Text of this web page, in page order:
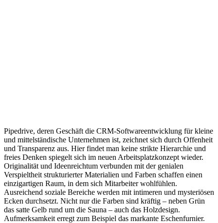
Pipedrive, deren Geschäft die CRM-Softwareentwicklung für kleine
und mittelständische Unternehmen ist, zeichnet sich durch Offenheit
und Transparenz aus. Hier findet man keine strikte Hierarchie und
freies Denken spiegelt sich im neuen Arbeitsplatzkonzept wieder.
Originalität und Ideenreichtum verbunden mit der genialen
Verspieltheit strukturierter Materialien und Farben schaffen einen
einzigartigen Raum, in dem sich Mitarbeiter wohlfühlen.
Ausreichend soziale Bereiche werden mit intimeren und mysteriösen
Ecken durchsetzt. Nicht nur die Farben sind kräftig – neben Grün
das satte Gelb rund um die Sauna – auch das Holzdesign.
Aufmerksamkeit erregt zum Beispiel das markante Eschenfurnier.